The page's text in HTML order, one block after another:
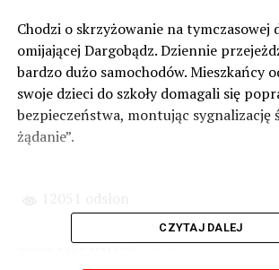
Chodzi o skrzyżowanie na tymczasowej
omijającej Dargobądz. Dziennie
bardzo dużo samochodów. Mieszkańcy
swoje dzieci do szkoły domagali się
bezpieczeństwa, montując sygnalizację
żądanie”.
CZYTAJ DALEJ